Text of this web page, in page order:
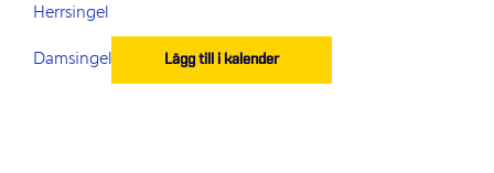
Herrsingel
Damsingel
Lägg till i kalender